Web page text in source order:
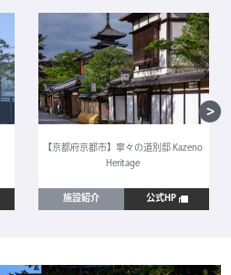
【京都府京都市】寧々の道別邸 Kazeno
Heritage
施設紹介 公式HP